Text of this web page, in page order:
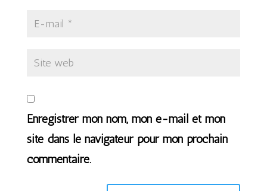
Enregistrer mon nom, mon e-mail et mon
site dans le navigateur pour mon prochain
commentaire.